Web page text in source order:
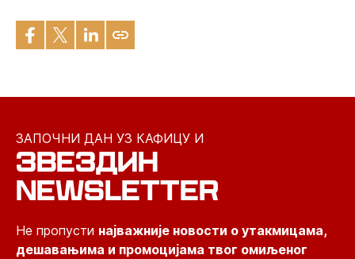
ЗАПОЧНИ ДАН УЗ КАФИЦУ И
ЗВЕЗДИН
NEWSLETTER
Не пропусти најважније новости о утакмицама,
дешавањима и промоцијама твог омиљеног